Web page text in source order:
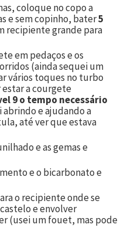
coloque no copo a
e sem copinho, bater5
recipiente grande para
em pedaços e os
(ainda sequei um
vários toques no turbo
a courgete
9 o tempo necessário
abrindo e ajudando a
até ver que estava
e as gemas e
e o bicarbonato e
o recipiente onde se
e envolver
(usei um fouet, mas pode